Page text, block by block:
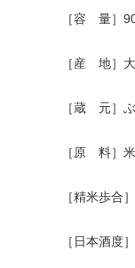
［容 量］
［産 地］
［蔵 元］
［原 料］
［精米歩合
［日本酒度